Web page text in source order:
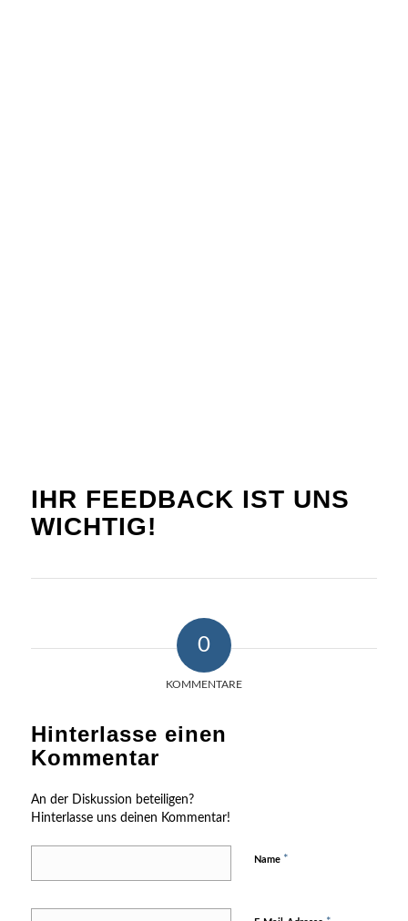
IHR FEEDBACK IST UNS
WICHTIG!
0
KOMMENTARE
Hinterlasse einen
Kommentar
An der Diskussion beteiligen?
Hinterlasse uns deinen Kommentar!
Name *